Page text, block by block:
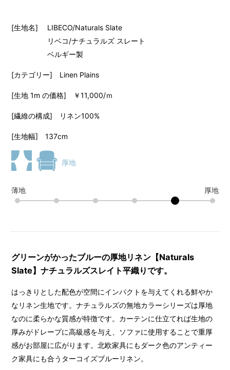
[生地名] LIBECO/Naturals Slate
リベコ/ナチュラルズ スレート
ベルギー製
[カテゴリー] Linen Plains
[生地 1m の価格] ￥11,000/ｍ
[繊維の構成] リネン100%
[生地幅] 137cm
厚地
薄地 厚地
グリーンがかったブルーの厚地リネン【Naturals
Slate】ナチュラルズスレイト平織りです。
はっきりとした配色が空間にインパクトを与えてくれる鮮やか
なリネン生地です。ナチュラルズの無地カラーシリーズは厚地
なのに柔らかな質感が特徴です。カーテンに仕立てれば生地の
厚みがドレープに高級感を与え、ソファに使用することで重厚
感がお部屋に広がります。北欧家具にもダーク色のアンティー
ク家具にも合うターコイズブルーリネン。